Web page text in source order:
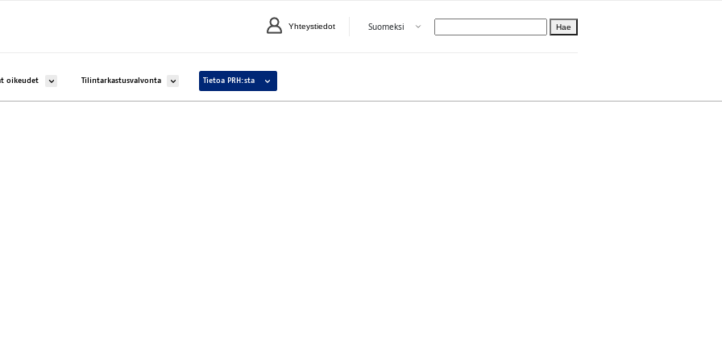
Yhteystiedot Valitse kieli
Suomeksi Avaa valikko Hae
Yritykset ja yhteisöt
oikeudet Avaa alavalikko kohteelle Aineettomat oikeudet
Tilintarkastusvalvonta Avaa alavalikko kohteelle Tilintarkastusvalvonta
Tietoa PRH:sta Avaa alavalikko kohteelle Tietoa PRH:sta